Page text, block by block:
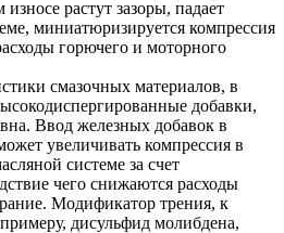
растут зазоры, падает
миниатюризируется компрессия
горючего и моторного
смазочных материалов, в
добавки,
Ввод железных добавок в
увеличивать компрессия в
системе за счет
чего снижаются расходы
Модификатор трения, к
дисульфид молибдена,